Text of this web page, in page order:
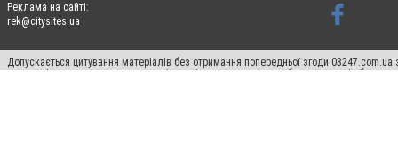
Реклама на сайті:
rek@citysites.ua
Допускається цитування матеріалів без отримання попередньої згоди
систем гіперпосилання на цитовані статті не нижче другого абзацу в тексті або в